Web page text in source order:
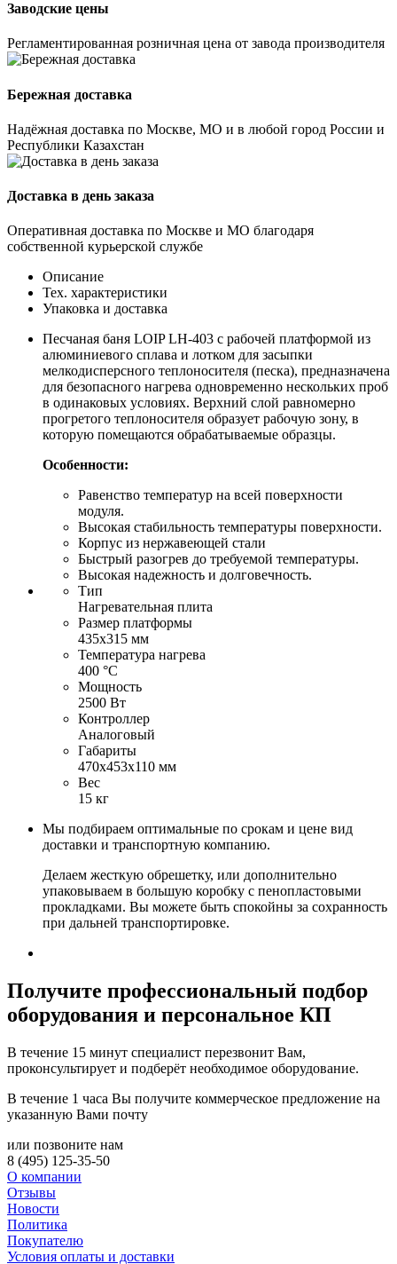
Заводские цены
Регламентированная розничная цена от завода производителя
Бережная доставка
Надёжная доставка по Москве, МО и в любой город России и
Республики Казахстан
Доставка в день заказа
Оперативная доставка по Москве и МО благодаря
собственной курьерской службе
Описание
Тех. характеристики
Упаковка и доставка
Песчаная баня LOIP LH-403 с рабочей платформой из
алюминиевого сплава и лотком для засыпки
мелкодисперсного теплоносителя (песка), предназначена
для безопасного нагрева одновременно нескольких проб
в одинаковых условиях. Верхний слой равномерно
прогретого теплоносителя образует рабочую зону, в
которую помещаются обрабатываемые образцы.
Особенности:
Равенство температур на всей поверхности
модуля.
Высокая стабильность температуры поверхности.
Корпус из нержавеющей стали
Быстрый разогрев до требуемой температуры.
Высокая надежность и долговечность.
Тип
Нагревательная плита
Размер платформы
435х315 мм
Температура нагрева
400 °С
Мощность
2500 Вт
Контроллер
Аналоговый
Габариты
470х453х110 мм
Вес
15 кг
Мы подбираем оптимальные по срокам и цене вид
доставки и транспортную компанию.
Делаем жесткую обрешетку, или дополнительно
упаковываем в большую коробку с пенопластовыми
прокладками. Вы можете быть спокойны за сохранность
при дальней транспортировке.
Получите профессиональный подбор
оборудования и персональное КП
В течение 15 минут специалист перезвонит Вам,
проконсультирует и подберёт необходимое оборудование.
В течение 1 часа Вы получите коммерческое предложение на
указанную Вами почту
или позвоните нам
8 (495) 125-35-50
О компании
Отзывы
Новости
Политика
Покупателю
Условия оплаты и доставки